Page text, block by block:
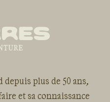
depuis plus de 50 ans,
et sa connaissance